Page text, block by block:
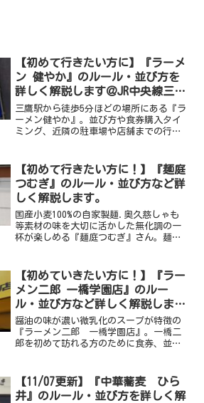
【初めて行きたい方に】『ラーメ
ン 健やか』のルール・並び方を
詳しく解説します＠JR中央線三鷹
駅
三鷹駅から徒歩5分ほどの場所にある『ラ
ーメン健やか』。並び方や食券購入タイ
ミング、近隣の駐車場や店舗までの行き
に絶品。月曜限定で開店する煮干し専門
店『裏健やか』もお勧めです。
【初めて行きたい方に！】『麺庭
つむぎ』のルール・並び方など詳
しく解説します。
国産小麦100%の自家製麺.奥久慈しゃも
等素材の味を大切に活かした無化調の一
杯が楽しめる『麺庭つむぎ』さん。麺庭
コインパーキングなど気になる情報をま
とめました。
【初めていきたい方に！】『ラー
メン二郎 一橋学園店』のルー
ル・並び方など詳しく解説しま
す。（2024/6/11更新）
醤油の味が濃い微乳化のスープが特徴の
『ラーメン二郎 一橋学園店』。一橋二
郎を初めて訪れる方のために食券、並び
ました。
【11/07更新】『中華蕎麦 ひら
井』のルール・並び方を詳しく解